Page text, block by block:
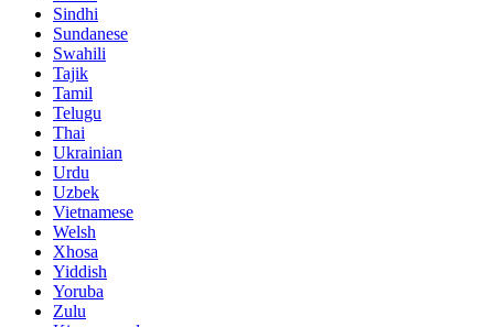
Sindhi
Sundanese
Swahili
Tajik
Tamil
Telugu
Thai
Ukrainian
Urdu
Uzbek
Vietnamese
Welsh
Xhosa
Yiddish
Yoruba
Zulu